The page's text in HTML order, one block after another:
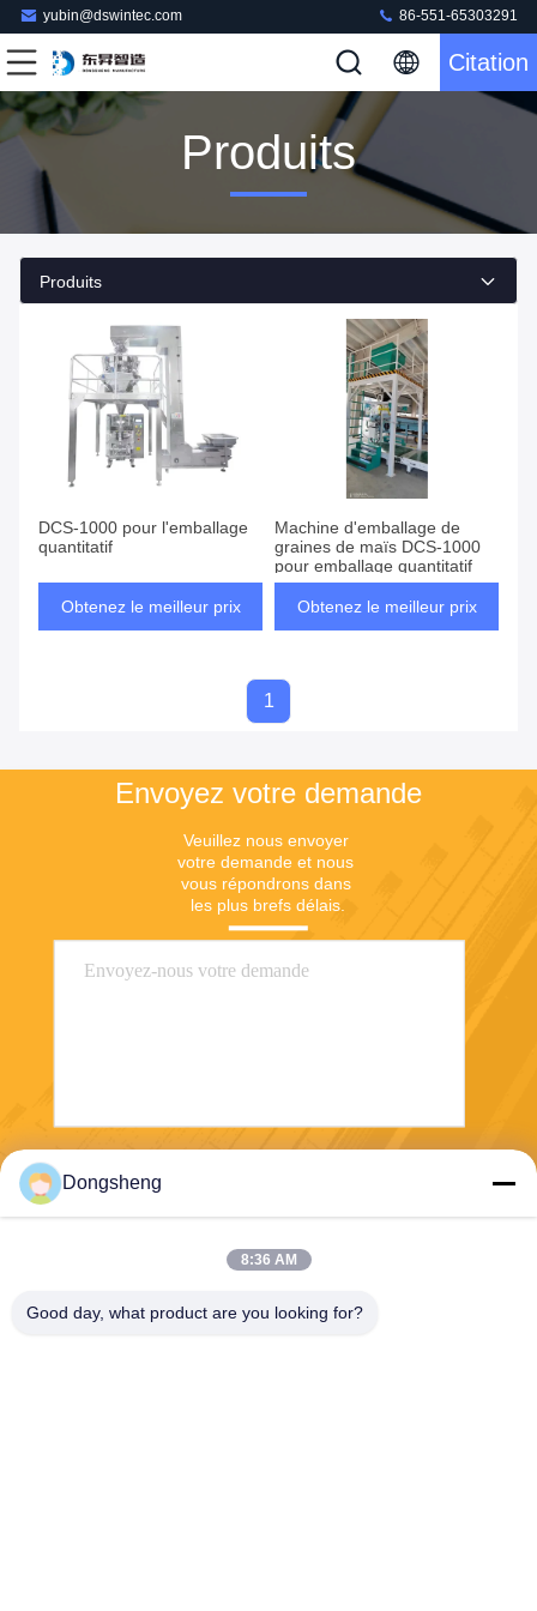
yubin@dswintec.com 86-551-65303291
Citation
Produits
Produits
DCS-1000 pour l'emballage
quantitatif
Obtenez le meilleur prix
Machine d'emballage de
graines de maïs DCS-1000
pour emballage quantitatif
Obtenez le meilleur prix
1
Envoyez votre demande
Veuillez nous envoyer
votre demande et nous
vous répondrons dans
les plus brefs délais.
Dongsheng
8:36 AM
Good day, what product are you looking for?